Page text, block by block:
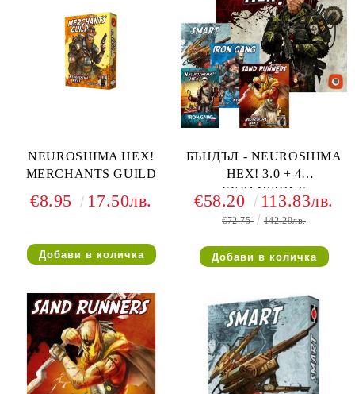
NEUROSHIMA HEX!
MERCHANTS GUILD
€8.95 17.50лв.
БЪНДЪЛ - NEUROSHIMA
HEX! 3.0 + 4
EXPANSIONS
€58.20 113.83лв.
€72.75 142.29лв.